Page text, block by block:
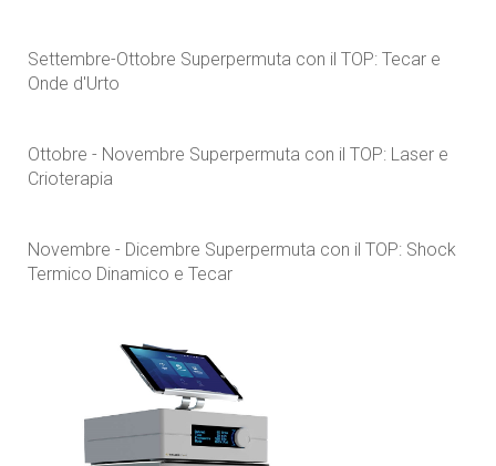
Settembre-Ottobre Superpermuta con il TOP: Tecar e
Onde d'Urto
Ottobre - Novembre Superpermuta con il TOP: Laser e
Crioterapia
Novembre - Dicembre Superpermuta con il TOP: Shock
Termico Dinamico e Tecar